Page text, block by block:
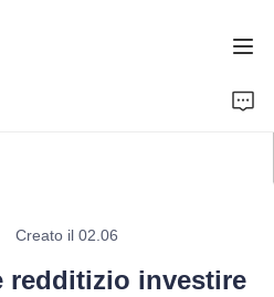
Creato il 02.06
redditizio investire